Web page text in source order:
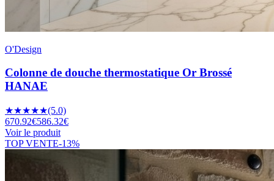
O'Design
Colonne de douche thermostatique Or Brossé
HANAE
★★★★★(5.0)
670.92€586.32€
Voir le produit
TOP VENTE-13%